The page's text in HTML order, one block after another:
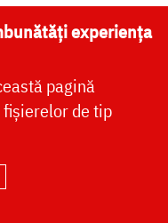
șansa de a
Cina cea de
experiența
pagină
de tip